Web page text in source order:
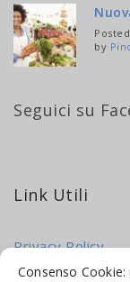
Consenso
by
Seguici su
Link Utili
Privacy Policy
Cookie Policy